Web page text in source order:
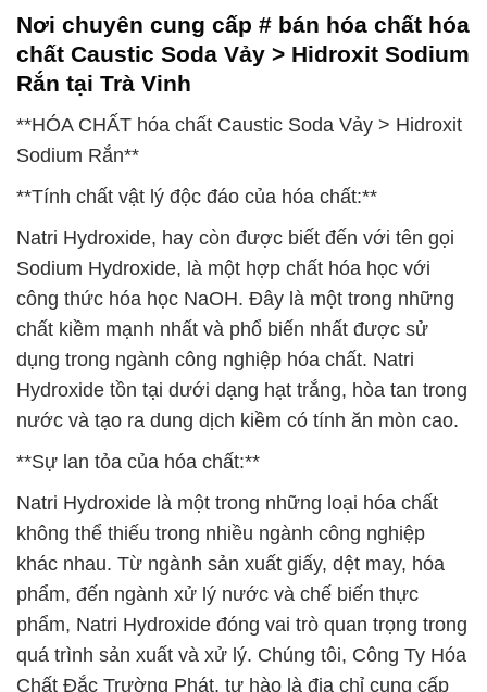
Nơi chuyên cung cấp # bán hóa chất hóa
chất Caustic Soda Vảy > Hidroxit Sodium
Rắn tại Trà Vinh
**HÓA CHẤT hóa chất Caustic Soda Vảy > Hidroxit
Sodium Rắn**
**Tính chất vật lý độc đáo của hóa chất:**
Natri Hydroxide, hay còn được biết đến với tên gọi
Sodium Hydroxide, là một hợp chất hóa học với
công thức hóa học NaOH. Đây là một trong những
chất kiềm mạnh nhất và phổ biến nhất được sử
dụng trong ngành công nghiệp hóa chất. Natri
Hydroxide tồn tại dưới dạng hạt trắng, hòa tan trong
nước và tạo ra dung dịch kiềm có tính ăn mòn cao.
**Sự lan tỏa của hóa chất:**
Natri Hydroxide là một trong những loại hóa chất
không thể thiếu trong nhiều ngành công nghiệp
khác nhau. Từ ngành sản xuất giấy, dệt may, hóa
phẩm, đến ngành xử lý nước và chế biến thực
phẩm, Natri Hydroxide đóng vai trò quan trọng trong
quá trình sản xuất và xử lý. Chúng tôi, Công Ty Hóa
Chất Đắc Trường Phát, tự hào là địa chỉ cung cấp